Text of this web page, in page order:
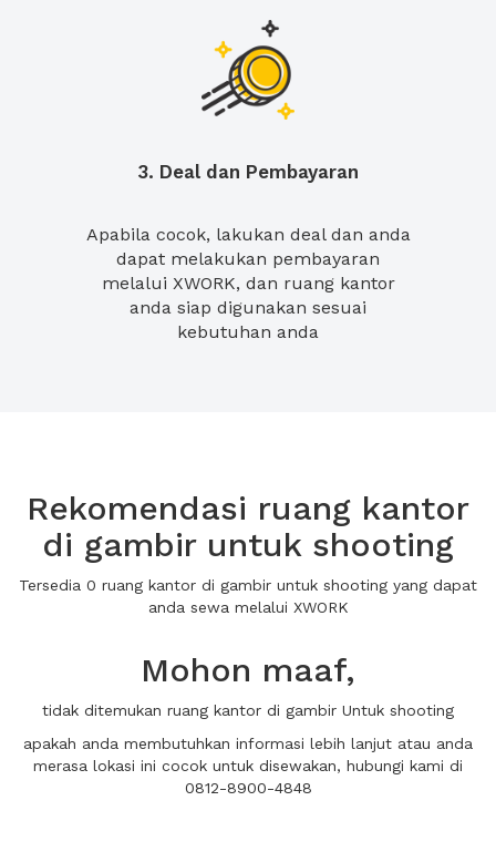
3. Deal dan Pembayaran
Apabila cocok, lakukan deal dan anda
dapat melakukan pembayaran
melalui XWORK, dan ruang kantor
anda siap digunakan sesuai
kebutuhan anda
Rekomendasi ruang kantor
di gambir untuk shooting
Tersedia 0 ruang kantor di gambir untuk shooting yang dapat
anda sewa melalui XWORK
Mohon maaf,
tidak ditemukan ruang kantor di gambir Untuk shooting
apakah anda membutuhkan informasi lebih lanjut atau anda
merasa lokasi ini cocok untuk disewakan, hubungi kami di
0812-8900-4848